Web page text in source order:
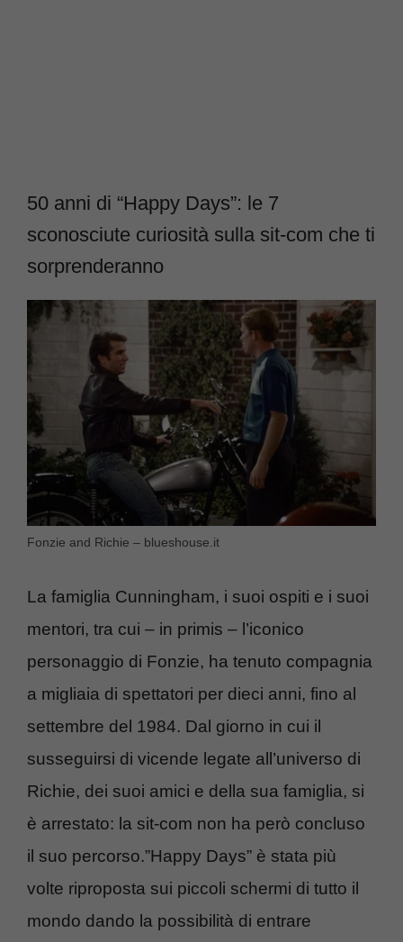
50 anni di “Happy Days”: le 7
sconosciute curiosità sulla sit-com che ti
sorprenderanno
Fonzie and Richie – blueshouse.it
La famiglia Cunningham, i suoi ospiti e i suoi
mentori, tra cui – in primis – l’iconico
personaggio di Fonzie, ha tenuto compagnia
a migliaia di spettatori per dieci anni, fino al
settembre del 1984. Dal giorno in cui il
susseguirsi di vicende legate all’universo di
Richie, dei suoi amici e della sua famiglia, si
è arrestato: la sit-com non ha però concluso
il suo percorso.”Happy Days” è stata più
volte riproposta sui piccoli schermi di tutto il
mondo dando la possibilità di entrare